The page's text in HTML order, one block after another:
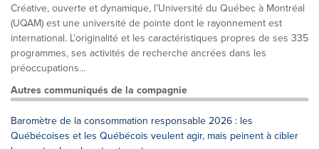
Créative, ouverte et dynamique, l’Université du Québec à Montréal
(UQAM) est une université de pointe dont le rayonnement est
international. L’originalité et les caractéristiques propres de ses 335
programmes, ses activités de recherche ancrées dans les
préoccupations...
Autres communiqués de la compagnie
Baromètre de la consommation responsable 2026 : les
Québécoises et les Québécois veulent agir, mais peinent à cibler